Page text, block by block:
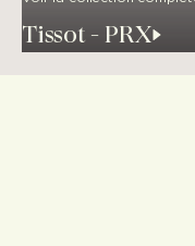
Tissot - PRX